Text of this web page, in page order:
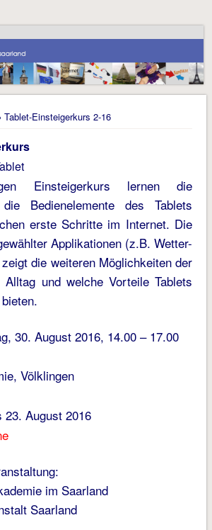
Tablet-Einsteigerkurs 2-16
Einsteigerkurs lernen die
die Bedienelemente des Tablets
erste Schritte im Internet. Die
Applikationen (z.B. Wetter-
die weiteren Möglichkeiten der
und welche Vorteile Tablets
30. August 2016, 14.00 – 17.00
Völklingen
23. August 2016
im Saarland
Saarland